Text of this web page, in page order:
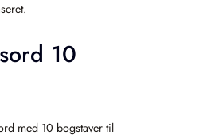
10
med 10 bogstaver til